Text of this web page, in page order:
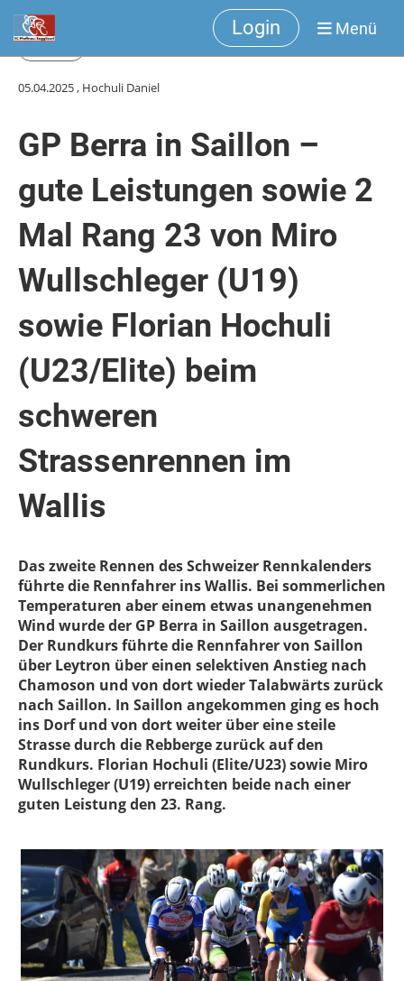
Login Menü
05.04.2025, Hochuli Daniel
GP Berra in Saillon –
gute Leistungen sowie 2
Mal Rang 23 von Miro
Wullschleger (U19)
sowie Florian Hochuli
(U23/Elite) beim
schweren
Strassenrennen im
Wallis
Das zweite Rennen des Schweizer Rennkalenders
führte die Rennfahrer ins Wallis. Bei sommerlichen
Temperaturen aber einem etwas unangenehmen
Wind wurde der GP Berra in Saillon ausgetragen.
Der Rundkurs führte die Rennfahrer von Saillon
über Leytron über einen selektiven Anstieg nach
Chamoson und von dort wieder Talabwärts zurück
nach Saillon. In Saillon angekommen ging es hoch
ins Dorf und von dort weiter über eine steile
Strasse durch die Rebberge zurück auf den
Rundkurs. Florian Hochuli (Elite/U23) sowie Miro
Wullschleger (U19) erreichten beide nach einer
guten Leistung den 23. Rang.